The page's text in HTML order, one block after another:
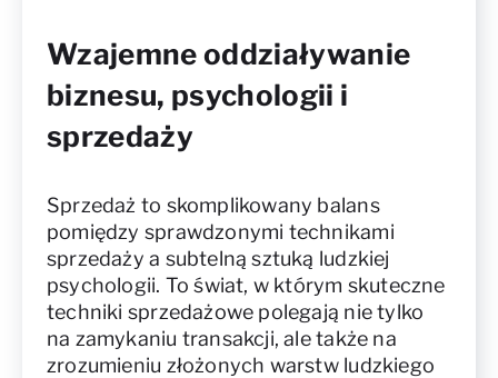
Wzajemne oddziaływanie
biznesu, psychologii i
sprzedaży
Sprzedaż to skomplikowany balans
pomiędzy sprawdzonymi technikami
sprzedaży a subtelną sztuką ludzkiej
psychologii. To świat, w którym skuteczne
techniki sprzedażowe polegają nie tylko
na zamykaniu transakcji, ale także na
zrozumieniu złożonych warstw ludzkiego